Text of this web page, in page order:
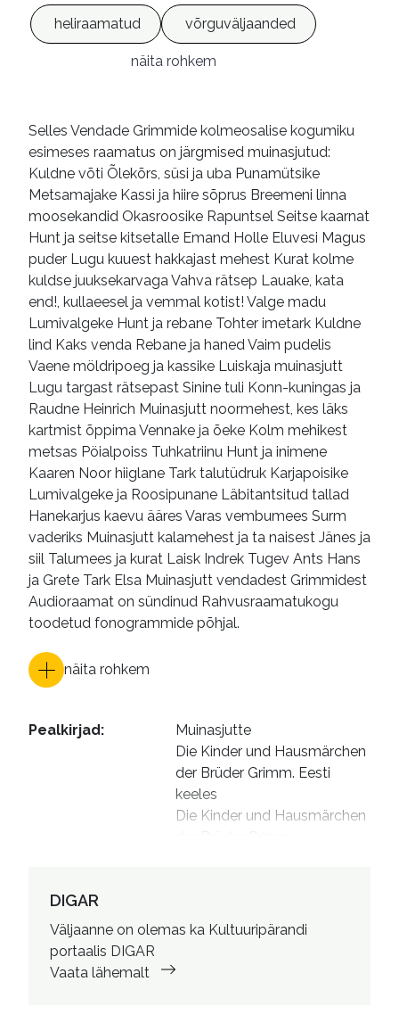
heliraamatud võrguväljaanded
näita rohkem
Selles Vendade Grimmide kolmeosalise kogumiku
esimeses raamatus on järgmised muinasjutud:
Kuldne võti Õlekõrs, süsi ja uba Punamütsike
Metsamajake Kassi ja hiire sõprus Breemeni linna
moosekandid Okasroosike Rapuntsel Seitse kaarnat
Hunt ja seitse kitsetalle Emand Holle Eluvesi Magus
puder Lugu kuuest hakkajast mehest Kurat kolme
kuldse juuksekarvaga Vahva rätsep Lauake, kata
end!, kullaeesel ja vemmal kotist! Valge madu
Lumivalgeke Hunt ja rebane Tohter imetark Kuldne
lind Kaks venda Rebane ja haned Vaim pudelis
Vaene möldripoeg ja kassike Luiskaja muinasjutt
Lugu targast rätsepast Sinine tuli Konn-kuningas ja
Raudne Heinrich Muinasjutt noormehest, kes läks
kartmist õppima Vennake ja õeke Kolm mehikest
metsas Pöialpoiss Tuhkatriinu Hunt ja inimene
Kaaren Noor hiiglane Tark talutüdruk Karjapoisike
Lumivalgeke ja Roosipunane Läbitantsitud tallad
Hanekarjus kaevu ääres Varas vembumees Surm
vaderiks Muinasjutt kalamehest ja ta naisest Jänes ja
siil Talumees ja kurat Laisk Indrek Tugev Ants Hans
ja Grete Tark Elsa Muinasjutt vendadest Grimmidest
Audioraamat on sündinud Rahvusraamatukogu
toodetud fonogrammide põhjal.
näita rohkem
Pealkirjad:
Muinasjutte
Die Kinder und Hausmärchen
der Brüder Grimm. Eesti
keeles
Die Kinder und Hausmärchen
Autorid:
DIGAR
Väljaanne on olemas ka Kultuuripärandi
portaalis DIGAR
Vaata lähemalt